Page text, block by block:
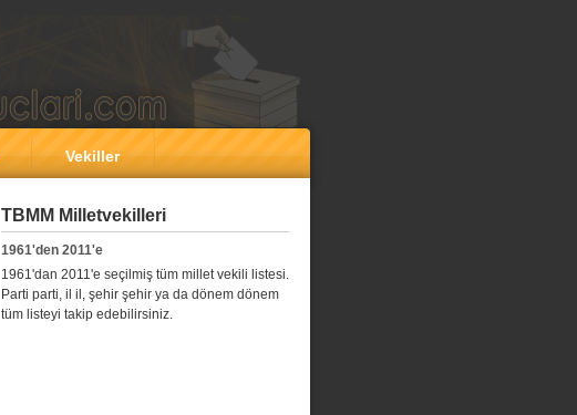
Vekiller
TBMM Milletvekilleri
1961'den 2011'e
1961'dan 2011'e seçilmiş tüm millet vekili listesi.
Parti parti, il il, şehir şehir ya da dönem dönem
tüm listeyi takip edebilirsiniz.